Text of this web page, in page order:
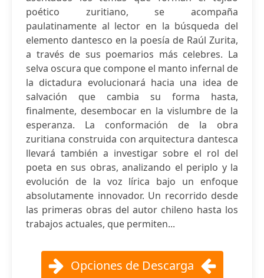
poético zuritiano, se acompaña
paulatinamente al lector en la búsqueda del
elemento dantesco en la poesía de Raúl Zurita,
a través de sus poemarios más celebres. La
selva oscura que compone el manto infernal de
la dictadura evolucionará hacia una idea de
salvación que cambia su forma hasta,
finalmente, desembocar en la vislumbre de la
esperanza. La conformación de la obra
zuritiana construida con arquitectura dantesca
llevará también a investigar sobre el rol del
poeta en sus obras, analizando el periplo y la
evolución de la voz lírica bajo un enfoque
absolutamente innovador. Un recorrido desde
las primeras obras del autor chileno hasta los
trabajos actuales, que permiten...
Opciones de Descarga